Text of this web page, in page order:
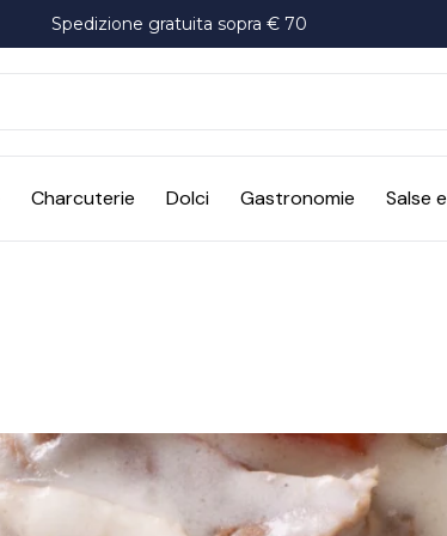
Spedizione gratuita sopra € 70
Charcuterie Dolci Gastronomie Salse